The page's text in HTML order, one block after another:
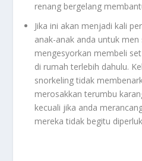
renang bergelang
Jika ini akan menjadi kali
anak-anak anda untuk
mengesyorkan membeli
di rumah terlebih dahulu.
snorkeling tidak
merosakkan terumbu
kecuali jika anda
mereka tidak begitu